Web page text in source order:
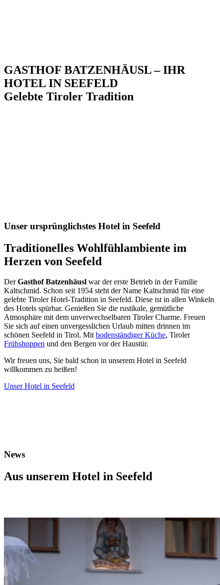
GASTHOF BATZENHÄUSL – IHR
HOTEL IN SEEFELD
Gelebte Tiroler Tradition
Unser ursprünglichstes Hotel in Seefeld
Traditionelles Wohlfühlambiente im
Herzen von Seefeld
DerGasthof Batzenhäusl war der erste Betrieb in der Familie
Kaltschmid. Schon seit 1954 steht der Name Kaltschmid für eine
gelebte Tiroler Hotel-Tradition in Seefeld. Diese ist in allen Winkeln
des Hotels spürbar. Genießen Sie die rustikale, gemütliche
Atmosphäre mit dem unverwechselbaren Tiroler Charme. Freuen
Sie sich auf einen unvergesslichen Urlaub mitten drinnen im
schönen Seefeld in Tirol. Mitbodenständiger Küche, Tiroler
Frühshoppen und den Bergen vor der Haustür.
Wir freuen uns, Sie bald schon in unserem Hotel in Seefeld
willkommen zu heißen!
Unser Hotel in Seefeld
News
Aus unserem Hotel in Seefeld